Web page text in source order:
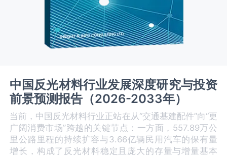
中国反光材料行业发展深度研究与投资
前景预测报告（2026-2033年）
当前，中国反光材料行业正站在从“交通基建配件”向“更
广阔消费市场”跨越的关键节点：一方面，557.89万公
里公路里程的持续扩容与3.66亿辆民用汽车的保有量
增长，构成了反光材料稳定且庞大的存量与增量基本